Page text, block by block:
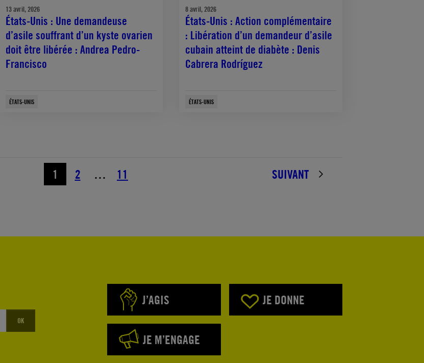
13 avril, 2026
États-Unis : Une demandeuse
d’asile souffrant d’un kyste ovarien
doit être libérée : Andrea Pedro-
Francisco
ÉTATS-UNIS
8 avril, 2026
États-Unis : Action complémentaire
: Libération d’un demandeur d’asile
cubain atteint de diabète : Denis
Cabrera Rodríguez
ÉTATS-UNIS
1 2 … 11 SUIVANT
OK
J’AGIS JE DONNE
JE M’ENGAGE